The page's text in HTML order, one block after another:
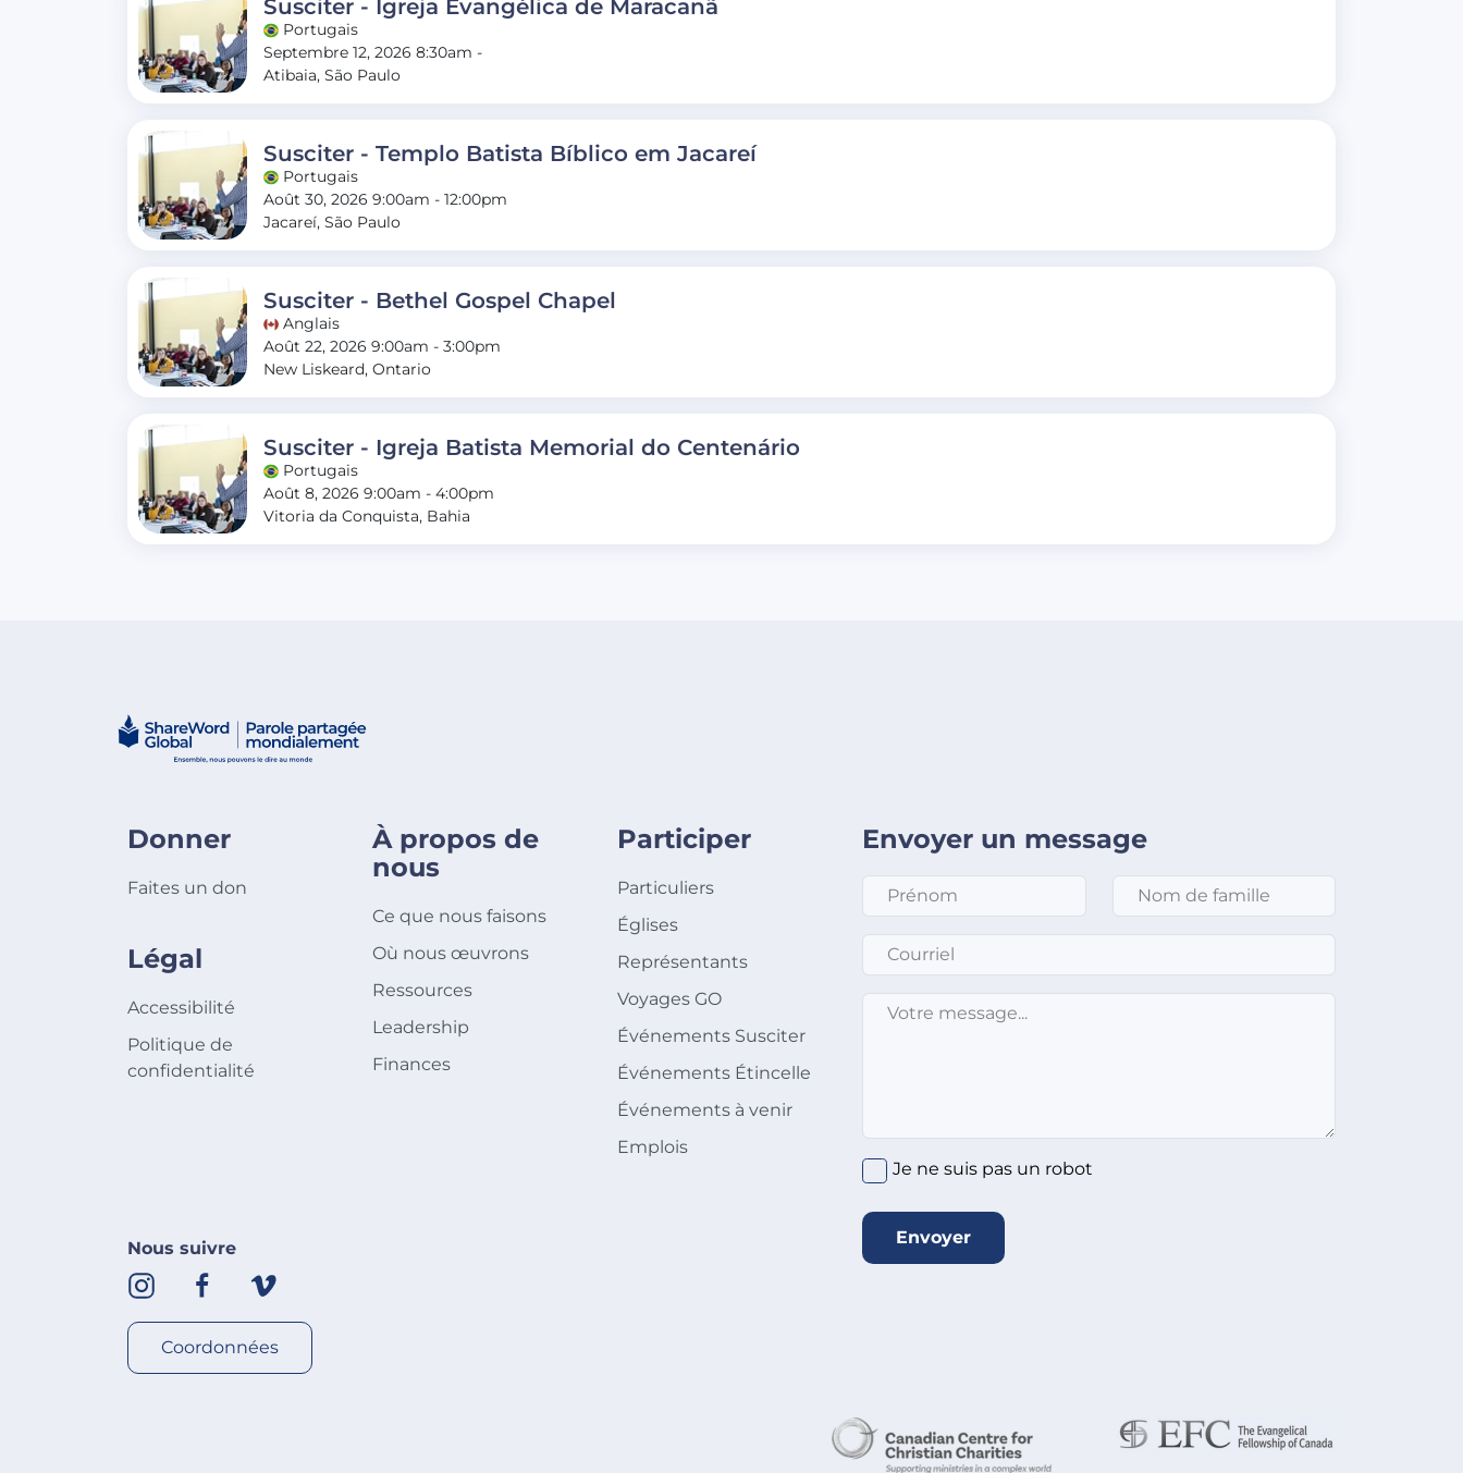
Susciter - Igreja Evangélica de Maracanã
Portugais
Septembre 12, 2026 8:30am -
Atibaia, São Paulo
Susciter - Templo Batista Bíblico em Jacareí
Portugais
Août 30, 2026 9:00am - 12:00pm
Jacareí, São Paulo
Susciter - Bethel Gospel Chapel
Anglais
Août 22, 2026 9:00am - 3:00pm
New Liskeard, Ontario
Susciter - Igreja Batista Memorial do Centenário
Portugais
Août 8, 2026 9:00am - 4:00pm
Vitoria da Conquista, Bahia
Donner
Faites un don
Légal
Accessibilité
Politique de
confidentialité
Nous suivre
Coordonnées
À propos de
nous
Ce que nous faisons
Où nous œuvrons
Ressources
Leadership
Finances
Participer
Particuliers
Églises
Représentants
Voyages GO
Événements Susciter
Événements Étincelle
Événements à venir
Emplois
Envoyer un message
Prénom Nom de famille
Courriel
Message
Je ne suis pas un robot
Envoyer